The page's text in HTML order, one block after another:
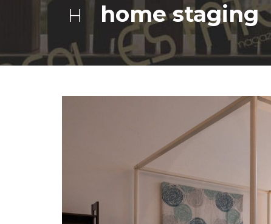
H home staging